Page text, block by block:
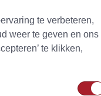
de kruiden
aan om
te verbeteren,
weer te geven en ons
te klikken,